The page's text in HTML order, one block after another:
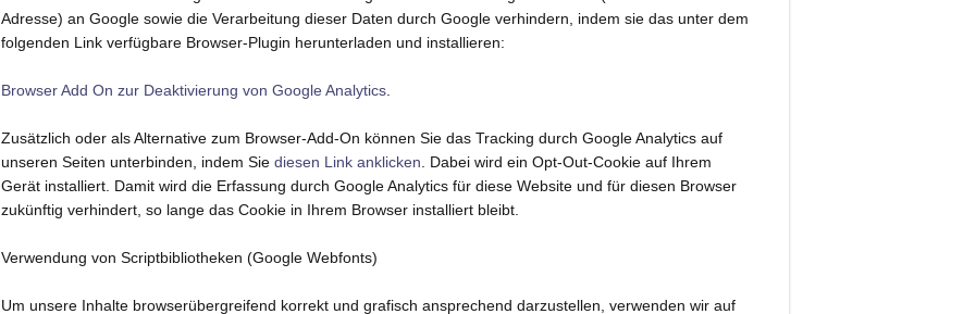
Adresse) an Google sowie die Verarbeitung dieser Daten durch Google verhindern, indem sie das unter dem
folgenden Link verfügbare Browser-Plugin herunterladen und installieren:
Browser Add On zur Deaktivierung von Google Analytics.
Zusätzlich oder als Alternative zum Browser-Add-On können Sie das Tracking durch Google Analytics auf
unseren Seiten unterbinden, indem Sie diesen Link anklicken . Dabei wird ein Opt-Out-Cookie auf Ihrem
Gerät installiert. Damit wird die Erfassung durch Google Analytics für diese Website und für diesen Browser
zukünftig verhindert, so lange das Cookie in Ihrem Browser installiert bleibt.
Verwendung von Scriptbibliotheken (Google Webfonts)
Um unsere Inhalte browserübergreifend korrekt und grafisch ansprechend darzustellen, verwenden wir auf